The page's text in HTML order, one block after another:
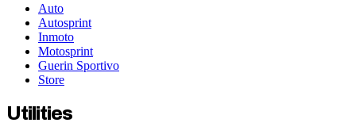
Auto
Autosprint
Inmoto
Motosprint
Guerin Sportivo
Store
Utilities